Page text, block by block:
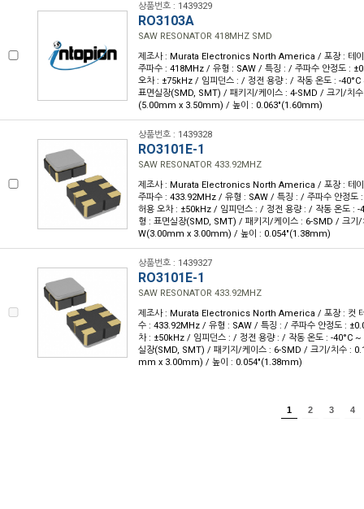
상품번호 : 1439329
RO3103A
SAW RESONATOR 418MHZ SMD
제조사 : Murata Electronics North America / 포장 : 테
주파수 : 418MHz / 유형 : SAW / 특징 : / 주파수 안정도 :
오차 : ±75kHz / 임피던스 : / 정전 용량 : / 작동 온도 : -
표면실장(SMD, SMT) / 패키지/케이스 : 4-SMD / 크기/치
(5.00mm x 3.50mm) / 높이 : 0.063"(1.60mm)
상품번호 : 1439328
RO3101E-1
SAW RESONATOR 433.92MHZ
제조사 : Murata Electronics North America / 포장 : 테
주파수 : 433.92MHz / 유형 : SAW / 특징 : / 주파수 안정
허용 오차 : ±50kHz / 임피던스 : / 정전 용량 : / 작동 온도 : -
형 : 표면실장(SMD, SMT) / 패키지/케이스 : 6-SMD / 크기
W(3.00mm x 3.00mm) / 높이 : 0.054"(1.38mm)
상품번호 : 1439327
RO3101E-1
SAW RESONATOR 433.92MHZ
제조사 : Murata Electronics North America / 포장 : 컷
수 : 433.92MHz / 유형 : SAW / 특징 : / 주파수 안정도 :
차 : ±50kHz / 임피던스 : / 정전 용량 : / 작동 온도 : -40°C ~
실장(SMD, SMT) / 패키지/케이스 : 6-SMD / 크기/치수 :
mm x 3.00mm) / 높이 : 0.054"(1.38mm)
1 2 3 4